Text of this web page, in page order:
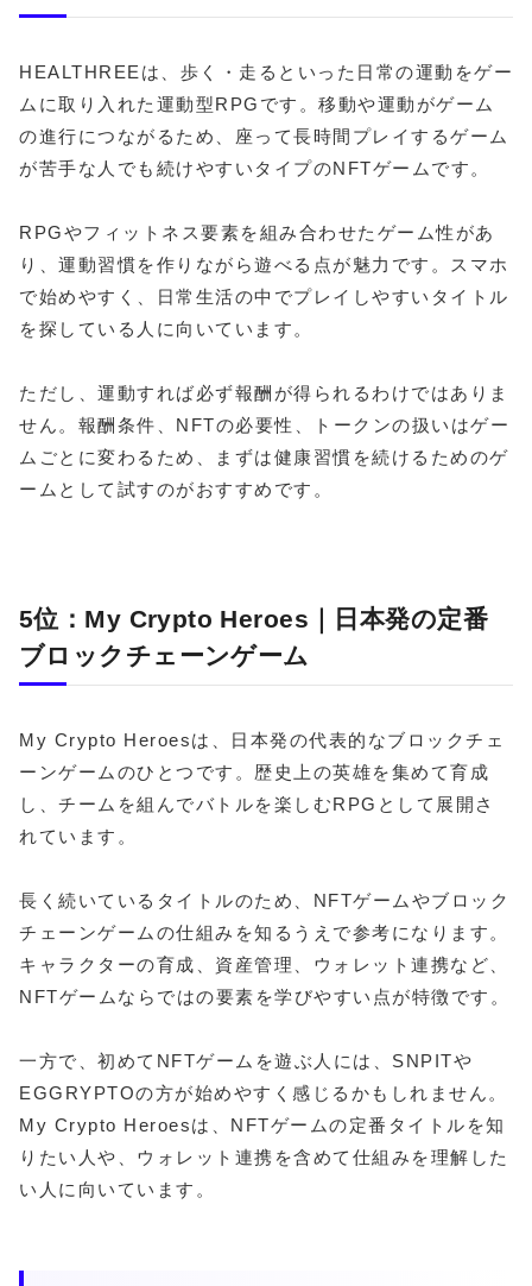
HEALTHREEは、歩く・走るといった日常の運動をゲー
ムに取り入れた運動型RPGです。移動や運動がゲーム
の進行につながるため、座って長時間プレイするゲーム
が苦手な人でも続けやすいタイプのNFTゲームです。
RPGやフィットネス要素を組み合わせたゲーム性があ
り、運動習慣を作りながら遊べる点が魅力です。スマホ
で始めやすく、日常生活の中でプレイしやすいタイトル
を探している人に向いています。
ただし、運動すれば必ず報酬が得られるわけではありま
せん。報酬条件、NFTの必要性、トークンの扱いはゲー
ムごとに変わるため、まずは健康習慣を続けるためのゲ
ームとして試すのがおすすめです。
5位：My Crypto Heroes｜日本発の定番
ブロックチェーンゲーム
My Crypto Heroesは、日本発の代表的なブロックチェ
ーンゲームのひとつです。歴史上の英雄を集めて育成
し、チームを組んでバトルを楽しむRPGとして展開さ
れています。
長く続いているタイトルのため、NFTゲームやブロック
チェーンゲームの仕組みを知るうえで参考になります。
キャラクターの育成、資産管理、ウォレット連携など、
NFTゲームならではの要素を学びやすい点が特徴です。
一方で、初めてNFTゲームを遊ぶ人には、SNPITや
EGGRYPTOの方が始めやすく感じるかもしれません。
My Crypto Heroesは、NFTゲームの定番タイトルを知
りたい人や、ウォレット連携を含めて仕組みを理解した
い人に向いています。